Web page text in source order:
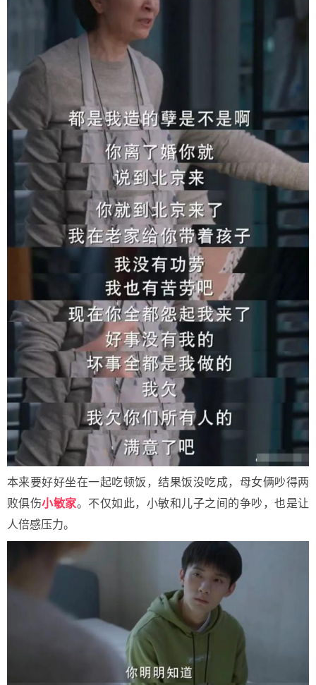
本来要好好坐在一起吃顿饭，结果饭没吃成，母女俩吵得两
败俱伤小敏家。不仅如此，小敏和儿子之间的争吵，也是让
人倍感压力。